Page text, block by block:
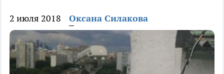
2 июля 2018 Оксана Силакова